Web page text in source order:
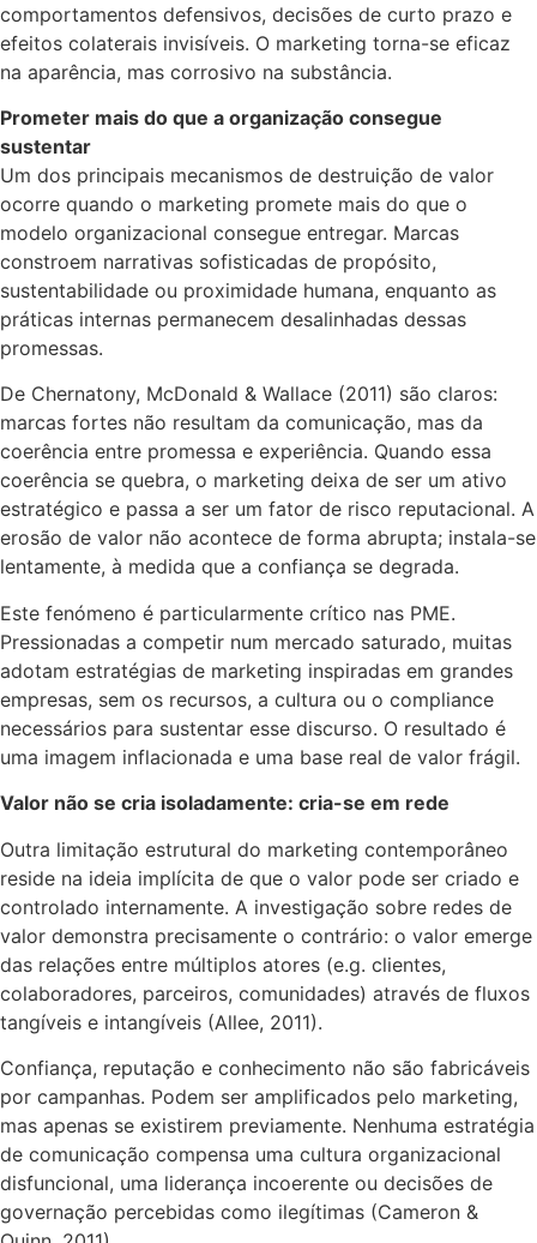
comportamentos defensivos, decisões de curto prazo e
efeitos colaterais invisíveis. O marketing torna-se eficaz
na aparência, mas corrosivo na substância.
Prometer mais do que a organização consegue
sustentar
Um dos principais mecanismos de destruição de valor
ocorre quando o marketing promete mais do que o
modelo organizacional consegue entregar. Marcas
constroem narrativas sofisticadas de propósito,
sustentabilidade ou proximidade humana, enquanto as
práticas internas permanecem desalinhadas dessas
promessas.
De Chernatony, McDonald & Wallace (2011) são claros:
marcas fortes não resultam da comunicação, mas da
coerência entre promessa e experiência. Quando essa
coerência se quebra, o marketing deixa de ser um ativo
estratégico e passa a ser um fator de risco reputacional. A
erosão de valor não acontece de forma abrupta; instala-se
lentamente, à medida que a confiança se degrada.
Este fenómeno é particularmente crítico nas PME.
Pressionadas a competir num mercado saturado, muitas
adotam estratégias de marketing inspiradas em grandes
empresas, sem os recursos, a cultura ou o compliance
necessários para sustentar esse discurso. O resultado é
uma imagem inflacionada e uma base real de valor frágil.
Valor não se cria isoladamente: cria-se em rede
Outra limitação estrutural do marketing contemporâneo
reside na ideia implícita de que o valor pode ser criado e
controlado internamente. A investigação sobre redes de
valor demonstra precisamente o contrário: o valor emerge
das relações entre múltiplos atores (e.g. clientes,
colaboradores, parceiros, comunidades) através de fluxos
tangíveis e intangíveis (Allee, 2011).
Confiança, reputação e conhecimento não são fabricáveis
por campanhas. Podem ser amplificados pelo marketing,
mas apenas se existirem previamente. Nenhuma estratégia
de comunicação compensa uma cultura organizacional
disfuncional, uma liderança incoerente ou decisões de
governação percebidas como ilegítimas (Cameron &